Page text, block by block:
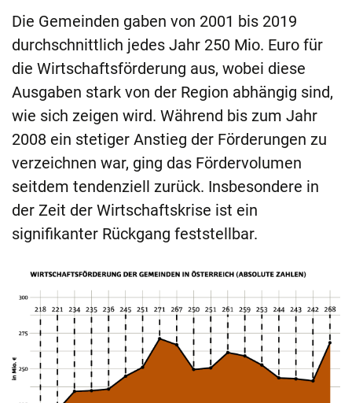
Die Gemeinden gaben von 2001 bis 2019
durchschnittlich jedes Jahr 250 Mio. Euro für
die Wirtschaftsförderung aus, wobei diese
Ausgaben stark von der Region abhängig sind,
wie sich zeigen wird. Während bis zum Jahr
2008 ein stetiger Anstieg der Förderungen zu
verzeichnen war, ging das Fördervolumen
seitdem tendenziell zurück. Insbesondere in
der Zeit der Wirtschaftskrise ist ein
signifikanter Rückgang feststellbar.